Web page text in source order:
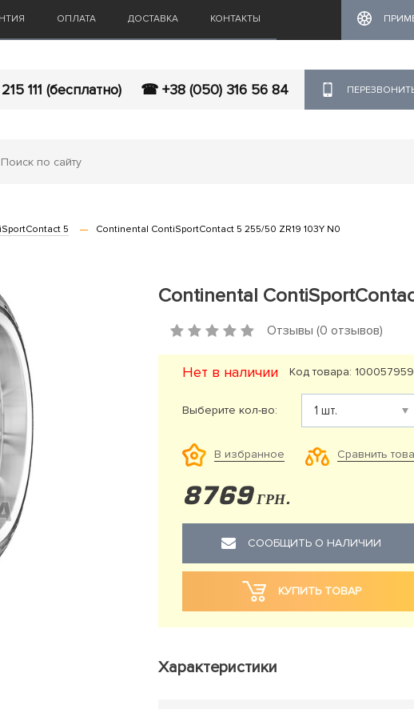
ОПЛАТА ДОСТАВКА КОНТАКТЫ
111 (бесплатно) ☎ +38 (050) 316 56 84
5 Continental ContiSportContact 5 255/50 ZR19 103Y N0
Continental
Отзывы (0 отзывов)
Нет в наличии Код товара:
Выберите кол-во:
В избранное Сравнить
8769 ГРН.
СООБЩИТЬ О НАЛИЧИИ
КУПИТЬ ТОВАР
Характеристики